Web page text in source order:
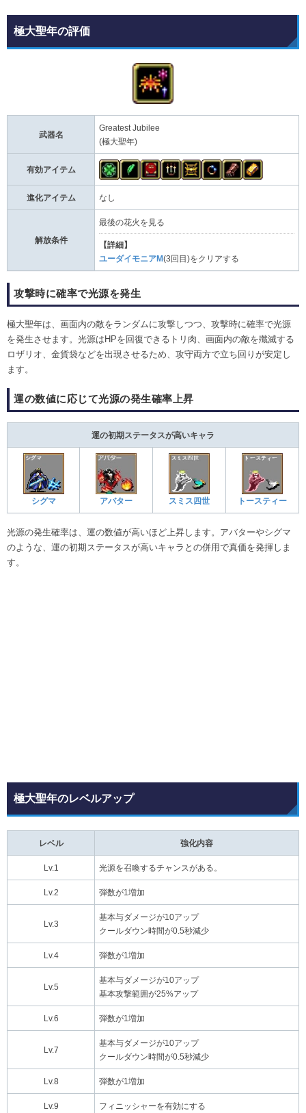
極大聖年の評価
武器名
Greatest Jubilee
(極大聖年)
有効アイテム
進化アイテム なし
解放条件
最後の花火を見る
【詳細】
ユーダイモニアM(3回目)をクリアする
攻撃時に確率で光源を発生
極大聖年は、画面内の敵をランダムに攻撃しつつ、攻撃時に確率で光源
を発生させます。光源はHPを回復できるトリ肉、画面内の敵を殲滅する
ロザリオ、金貨袋などを出現させるため、攻守両方で立ち回りが安定し
ます。
運の数値に応じて光源の発生確率上昇
運の初期ステータスが高いキャラ
シグマ アバター スミス四世 トースティー
光源の発生確率は、運の数値が高いほど上昇します。アバターやシグマ
のような、運の初期ステータスが高いキャラとの併用で真価を発揮しま
す。
極大聖年のレベルアップ
レベル 強化内容
Lv.1 光源を召喚するチャンスがある。
Lv.2 弾数が1増加
Lv.3
基本与ダメージが10アップ
クールダウン時間が0.5秒減少
Lv.4 弾数が1増加
Lv.5
基本与ダメージが10アップ
基本攻撃範囲が25%アップ
Lv.6 弾数が1増加
Lv.7
基本与ダメージが10アップ
クールダウン時間が0.5秒減少
Lv.8 弾数が1増加
Lv.9 フィニッシャーを有効にする